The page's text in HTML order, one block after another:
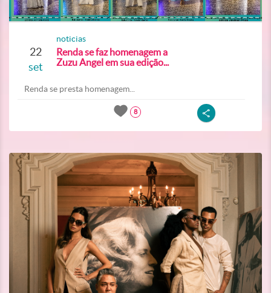
22
set
noticias
Renda se faz homenagem a
Zuzu Angel em sua edição...
Renda se presta homenagem...
8